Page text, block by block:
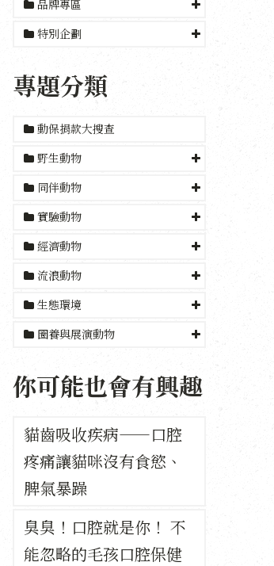
品牌專區
特別企劃
專題分類
動保捐款大搜查
野生動物
同伴動物
實驗動物
經濟動物
流浪動物
生態環境
圈養與展演動物
你可能也會有興趣
貓齒吸收疾病——口腔
疼痛讓貓咪沒有食慾、
脾氣暴躁
臭臭！口腔就是你！ 不
能忽略的毛孩口腔保健